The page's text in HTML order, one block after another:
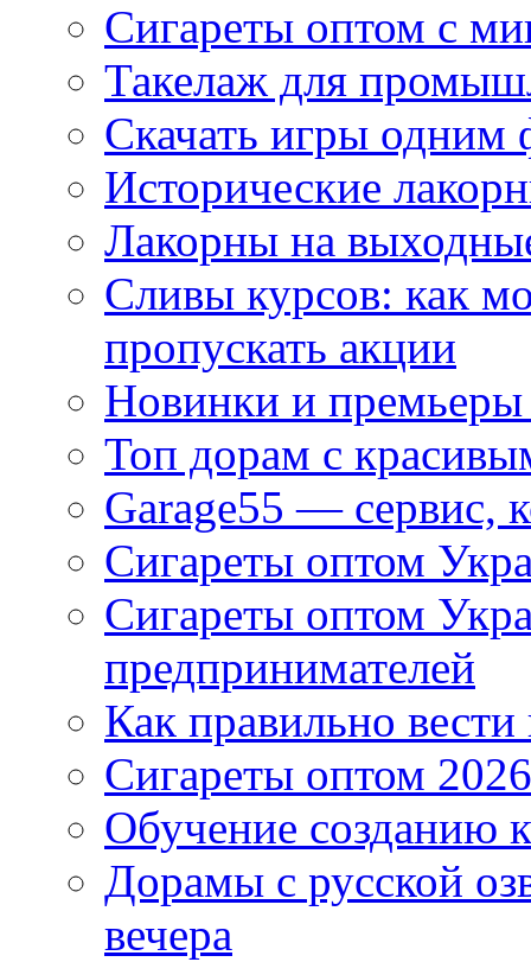
Сигареты оптом с
Такелаж для
Скачать игры одним
Исторические
Лакорны на
Сливы курсов: как
пропускать акции
Новинки и
Топ дорам с
Garage55 — сервис,
Сигареты оптом
Сигареты оптом
предпринимателей
Как правильно
Сигареты оптом
Обучение созданию
Дорамы с русской
вечера